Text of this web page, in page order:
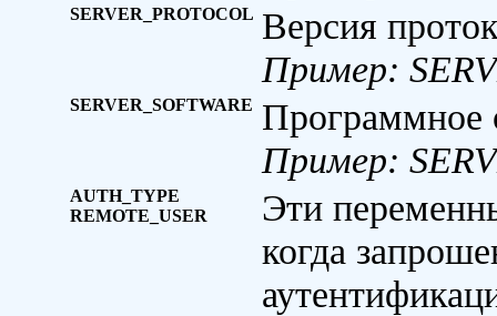
SERVER_PROTOCOL Версия
Пример:
SERVER_SOFTWARE Программное
Пример:
AUTH_TYPE
REMOTE_USER
Эти
когда